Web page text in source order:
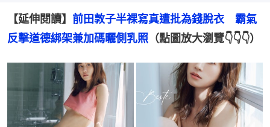
【延伸閱讀】 前田敦子半裸寫真遭批為錢脫衣　霸氣
反擊道德綁架兼加碼曬側乳照 （點圖放大瀏覽👇👇👇）